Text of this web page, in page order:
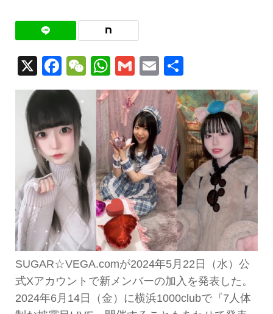
X Facebook
WeChat
WhatsApp
GmailEmail
有
SUGAR☆VEGA.comが2024年5月22日（水）公
式Xアカウントで新メンバーの加入を発表した。
2024年6月14日（金）に横浜1000clubで『7人体